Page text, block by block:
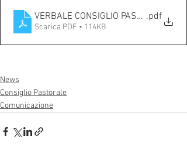
VERBALE CONSIGLIO PASTORALE.
.pdf
Scarica PDF • 114KB
News
Consiglio Pastorale
Comunicazione